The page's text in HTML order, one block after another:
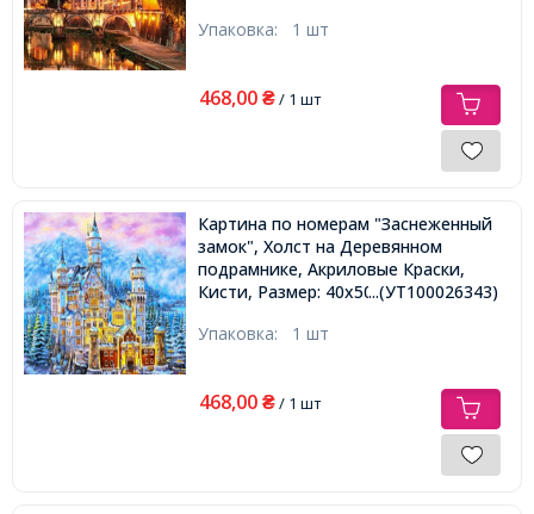
Упаковка: 1 шт
468,00 ₴/ 1 шт
Картина по номерам "Заснеженный
замок", Холст на Деревянном
подрамнике, Акриловые Краски,
Кисти, Размер: 40х50см,...(УТ100026343)
Упаковка: 1 шт
468,00 ₴/ 1 шт